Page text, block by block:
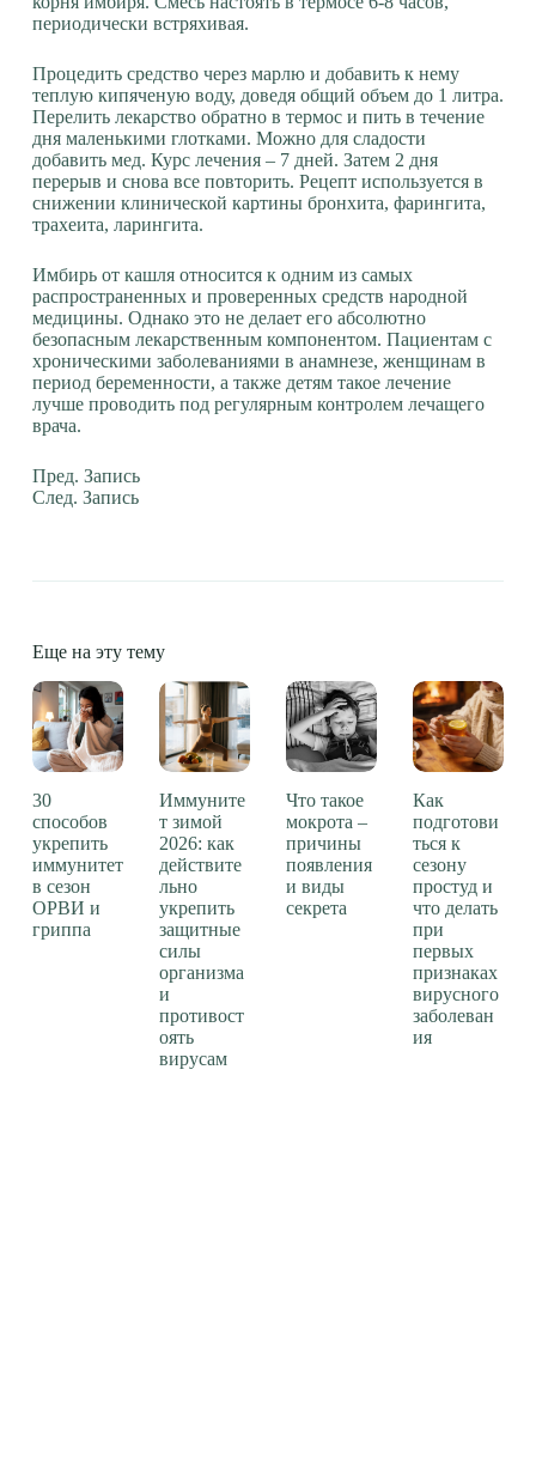
периодически встряхивая.
Процедить средство через марлю и добавить к нему
теплую кипяченую воду, доведя общий объем до 1 литра.
Перелить лекарство обратно в термос и пить в течение
дня маленькими глотками. Можно для сладости
добавить мед. Курс лечения – 7 дней. Затем 2 дня
перерыв и снова все повторить. Рецепт используется в
снижении клинической картины бронхита, фарингита,
трахеита, ларингита.
Имбирь от кашля относится к одним из самых
распространенных и проверенных средств народной
медицины. Однако это не делает его абсолютно
безопасным лекарственным компонентом. Пациентам с
хроническими заболеваниями в анамнезе, женщинам в
период беременности, а также детям такое лечение
лучше проводить под регулярным контролем лечащего
врача.
Пред. Запись
След. Запись
Еще на эту тему
30
способов
укрепить
иммунитет
в сезон
ОРВИ и
гриппа
Иммуните
т зимой
2026: как
действите
льно
укрепить
защитные
силы
организма
и
противост
оять
вирусам
Что такое
мокрота –
причины
появления
и виды
секрета
Как
подготови
ться к
сезону
простуд и
что делать
при
первых
признаках
вирусного
заболеван
ия